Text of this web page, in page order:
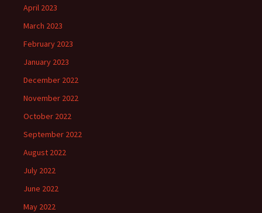
April 2023
March 2023
February 2023
January 2023
December 2022
November 2022
October 2022
September 2022
August 2022
July 2022
June 2022
May 2022